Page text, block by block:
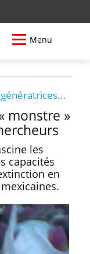
Menu
monstre »
les
capacités
en